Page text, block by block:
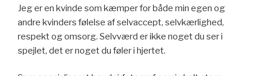
Jeg er en kvinde som kæmper for både min egen og
andre kvinders følelse af selvaccept, selvkærlighed,
respekt og omsorg. Selvværd er ikke noget du ser i
spejlet, det er noget du føler i hjertet.